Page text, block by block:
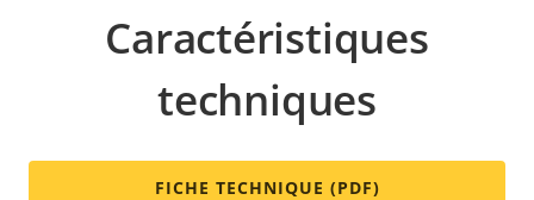
Caractéristiques
techniques
FICHE TECHNIQUE (PDF)